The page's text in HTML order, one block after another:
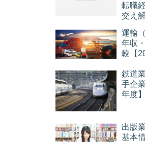
転職
交え
運輸
年収
較【
鉄道
手企
年度】
出版
基本